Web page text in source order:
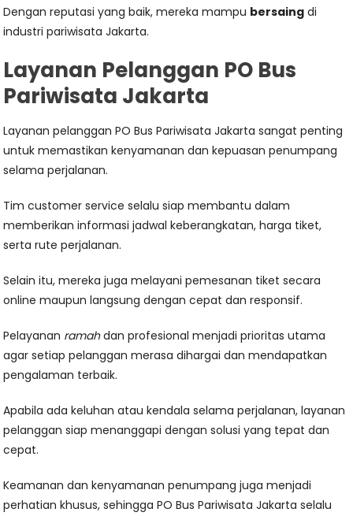
Dengan reputasi yang baik, mereka mampu bersaing di
industri pariwisata Jakarta.
Layanan Pelanggan PO Bus
Pariwisata Jakarta
Layanan pelanggan PO Bus Pariwisata Jakarta sangat penting
untuk memastikan kenyamanan dan kepuasan penumpang
selama perjalanan.
Tim customer service selalu siap membantu dalam
memberikan informasi jadwal keberangkatan, harga tiket,
serta rute perjalanan.
Selain itu, mereka juga melayani pemesanan tiket secara
online maupun langsung dengan cepat dan responsif.
Pelayanan ramahdan profesional menjadi prioritas utama
agar setiap pelanggan merasa dihargai dan mendapatkan
pengalaman terbaik.
Apabila ada keluhan atau kendala selama perjalanan, layanan
pelanggan siap menanggapi dengan solusi yang tepat dan
cepat.
Keamanan dan kenyamanan penumpang juga menjadi
perhatian khusus, sehingga PO Bus Pariwisata Jakarta selalu